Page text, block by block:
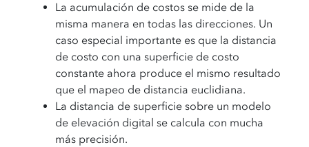
La acumulación de costos se mide de la
misma manera en todas las direcciones. Un
caso especial importante es que la distancia
de costo con una superficie de costo
constante ahora produce el mismo resultado
que el mapeo de distancia euclidiana.
La distancia de superficie sobre un modelo
de elevación digital se calcula con mucha
más precisión.